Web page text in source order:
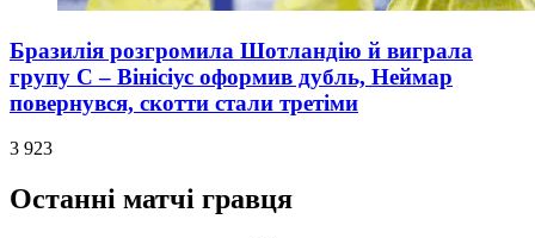
Бразилія розгромила Шотландію й виграла
групу С – Вінісіус оформив дубль, Неймар
повернувся, скотти стали третіми
3 923
Останні матчі гравця